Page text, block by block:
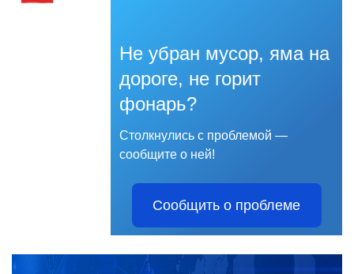
Не убран мусор, яма на
дороге, не горит
фонарь?
Столкнулись с проблемой —
сообщите о ней!
Сообщить о проблеме